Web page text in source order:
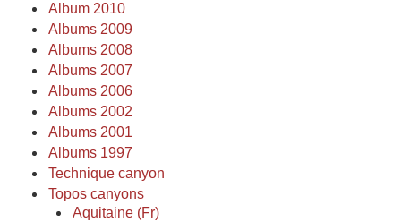
Album 2010
Albums 2009
Albums 2008
Albums 2007
Albums 2006
Albums 2002
Albums 2001
Albums 1997
Technique canyon
Topos canyons
Aquitaine (Fr)